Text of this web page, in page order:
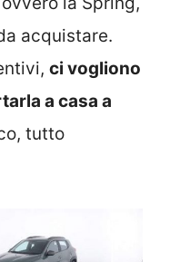
acquistare.
ci vogliono
a casa a
tutto